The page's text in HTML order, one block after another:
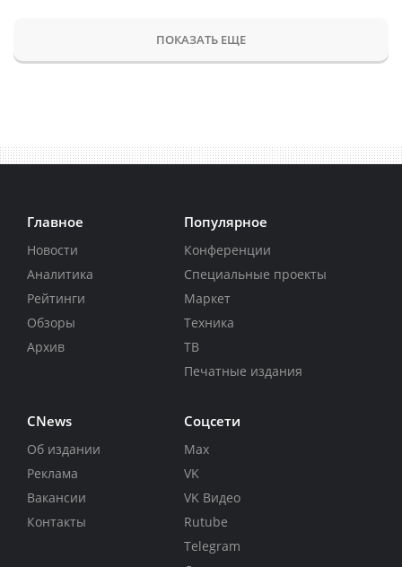
ПОКАЗАТЬ ЕЩЕ
Главное
Новости
Аналитика
Рейтинги
Обзоры
Архив
Популярное
Конференции
Специальные проекты
Маркет
Техника
ТВ
Печатные издания
CNews
Об издании
Реклама
Вакансии
Контакты
Соцсети
Max
VK
VK Видео
Rutube
Telegram